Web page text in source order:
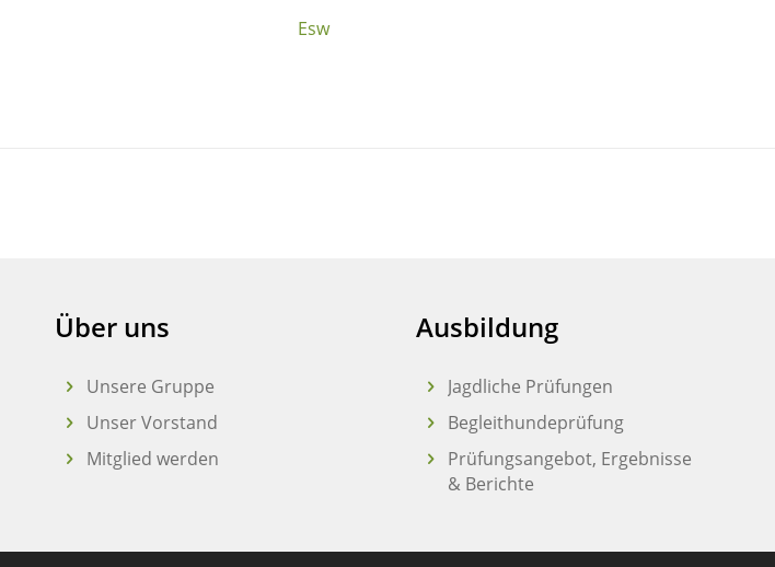
Esw
Über uns
Unsere Gruppe
Unser Vorstand
Mitglied werden
Ausbildung
Jagdliche Prüfungen
Begleithundeprüfung
Prüfungsangebot, Ergebnisse
& Berichte